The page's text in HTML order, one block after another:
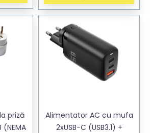
priză
Alimentator AC cu mufa
2xUSB-C (USB3.1) +